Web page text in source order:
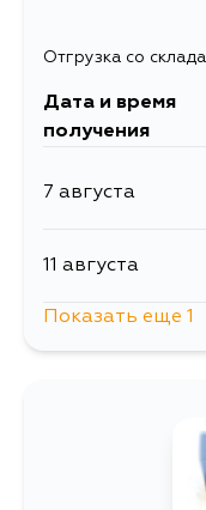
Отгрузка со
Дата и время
получения
7 августа
11 августа
Показать еще 1